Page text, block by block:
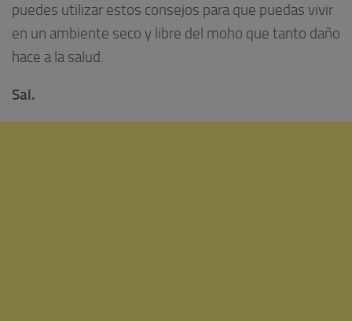
puedes utilizar estos consejos para que puedas vivir
en un ambiente seco y libre del moho que tanto daño
hace a la salud.
Sal.